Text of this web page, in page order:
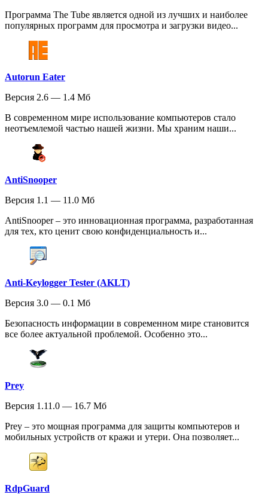
Программа The Tube является одной из лучших и наиболее
популярных программ для просмотра и загрузки видео...
Autorun Eater
Версия 2.6 — 1.4 Мб
В современном мире использование компьютеров стало
неотъемлемой частью нашей жизни. Мы храним наши...
AntiSnooper
Версия 1.1 — 11.0 Мб
AntiSnooper – это инновационная программа, разработанная
для тех, кто ценит свою конфиденциальность и...
Anti-Keylogger Tester (AKLT)
Версия 3.0 — 0.1 Мб
Безопасность информации в современном мире становится
все более актуальной проблемой. Особенно это...
Prey
Версия 1.11.0 — 16.7 Мб
Prey – это мощная программа для защиты компьютеров и
мобильных устройств от кражи и утери. Она позволяет...
RdpGuard